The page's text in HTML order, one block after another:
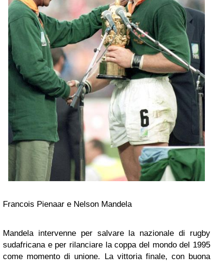
Francois Pienaar e Nelson Mandela
Mandela intervenne per salvare la nazionale di rugby
sudafricana e per rilanciare la coppa del mondo del 1995
come momento di unione. La vittoria finale, con buona